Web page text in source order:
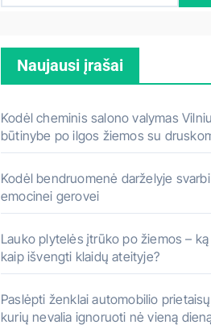
t
i
:
Naujausi įrašai
Kodėl cheminis salono valymas
būtinybe po ilgos žiemos su
Kodėl bendruomenė darželyje
emocinei gerovei
Lauko plytelės įtrūko po žiemos –
kaip išvengti klaidų ateityje?
Paslėpti ženklai automobilio
kurių nevalia ignoruoti nė vieną